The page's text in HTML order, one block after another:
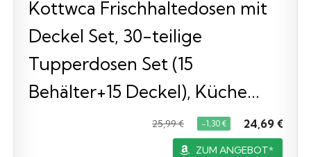
Kottwca Frischhaltedosen mit
Deckel Set, 30-teilige
Tupperdosen Set (15
Behälter+15 Deckel), Küche...
25,99 € −1,30 € 24,69 €
ZUM ANGEBOT*